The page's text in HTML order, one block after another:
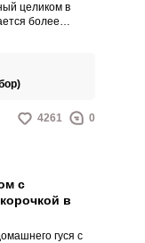
целиком в
более
4261 0
с
в
гуся с